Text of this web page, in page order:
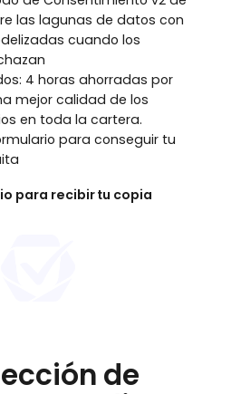
las lagunas de datos con
cuando los
4 horas ahorradas por
mejor calidad de los
en toda la cartera.
para conseguir tu
para recibir tu copia
de